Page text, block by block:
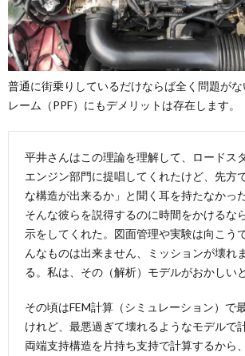
普通に街乗りしているだけならば全く問題が
レーム（PPF）にもデメリットは存在します。
平井さんはこの理論を理解して、ロードス
エンジン部門に提唱してくれたけど、先方
な構造が出来るか」と聞く耳を持たなかっ
そんな彼らを説得するのに時間をかけるな
示をしてくれた。図面管理や実験は向こう
んなものは出来ません、ミッションが壊れ
る。私は、その（解析）モデルがおかしい
その頃はFEM計算（シミュレーション）で
けれど、最悪過ぎて壊れるようなモデルで
両端支持構造を片持ち支持で計算するから